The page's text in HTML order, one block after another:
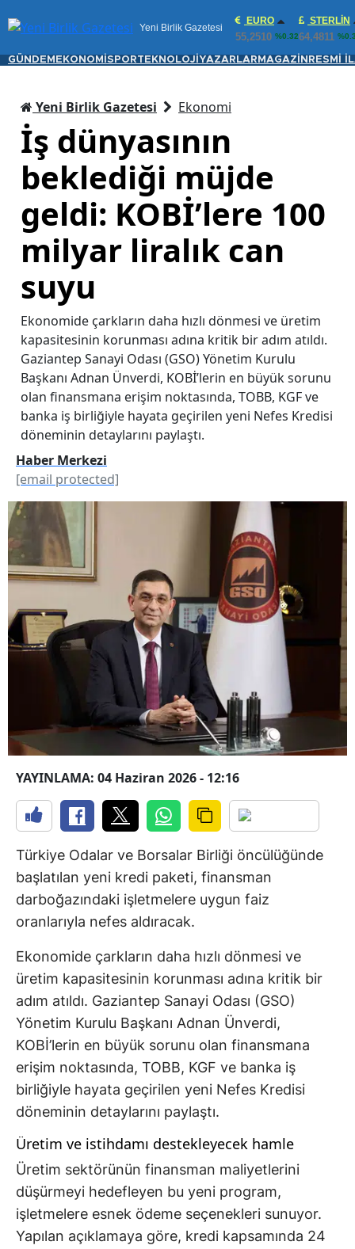
Yeni Birlik Gazetesi
EURO
55,2510 %0.32
STERLIN
64,4811
GÜNDEM EKONOMİ SPORTEKNOLOJİ YAZARLAR MAGAZİN RESMİ
Yeni Birlik Gazetesi Ekonomi
İş dünyasının
beklediği müjde
geldi: KOBİ’lere 100
milyar liralık can
suyu
Ekonomide çarkların daha hızlı dönmesi ve üretim
kapasitesinin korunması adına kritik bir adım atıldı.
Gaziantep Sanayi Odası (GSO) Yönetim Kurulu
Başkanı Adnan Ünverdi, KOBİ’lerin en büyük sorunu
olan finansmana erişim noktasında, TOBB, KGF ve
banka iş birliğiyle hayata geçirilen yeni Nefes Kredisi
döneminin detaylarını paylaştı.
Haber Merkezi
[email protected]
YAYINLAMA: 04 Haziran 2026 - 12:16
Türkiye Odalar ve Borsalar Birliği öncülüğünde
başlatılan yeni kredi paketi, finansman
darboğazındaki işletmelere uygun faiz
oranlarıyla nefes aldıracak.
Ekonomide çarkların daha hızlı dönmesi ve
üretim kapasitesinin korunması adına kritik bir
adım atıldı. Gaziantep Sanayi Odası (GSO)
Yönetim Kurulu Başkanı Adnan Ünverdi,
KOBİ’lerin en büyük sorunu olan finansmana
erişim noktasında, TOBB, KGF ve banka iş
birliğiyle hayata geçirilen yeni Nefes Kredisi
döneminin detaylarını paylaştı.
Üretim ve istihdamı destekleyecek hamle
Üretim sektörünün finansman maliyetlerini
düşürmeyi hedefleyen bu yeni program,
işletmelere esnek ödeme seçenekleri sunuyor.
Yapılan açıklamaya göre, kredi kapsamında 24